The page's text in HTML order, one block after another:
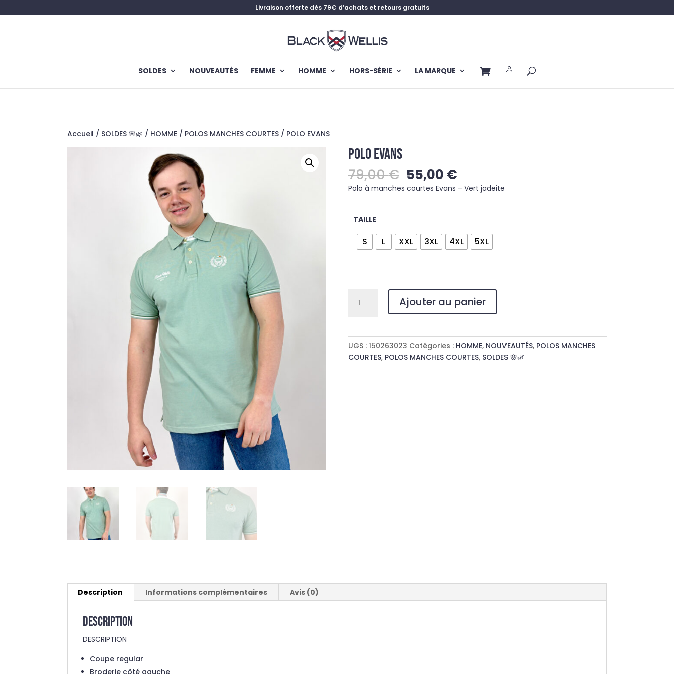
Livraison offerte dès 79€ d’achats et retours gratuits
SOLDES NOUVEAUTÉS FEMME HOMME HORS-SÉRIE LA MARQUE
Accueil / SOLDES 🌸🌿 / HOMME / POLOS MANCHES COURTES / POLO EVANS
POLO EVANS
79,00€ Le
prix
55,00 €Le
prix
actuel
Polo à manches courtes Evans – Vert jadeite
TAILLE
S L XXL 3XL 4XL 5XL
Ajouter au panier
UGS : 150263023 Catégories : HOMME, NOUVEAUTÉS, POLOS MANCHES
COURTES, POLOS MANCHES COURTES, SOLDES 🌸🌿
Description Informations complémentaires Avis (0)
Description
DESCRIPTION
Coupe regular